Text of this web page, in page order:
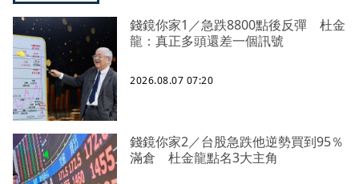
錢鏡你家1／急跌8800點後反彈 杜金
龍：真正多頭還差一個訊號
2026.08.07 07:20
錢鏡你家2／台股急跌他逆勢買到95％
滿倉 杜金龍點名3大主角